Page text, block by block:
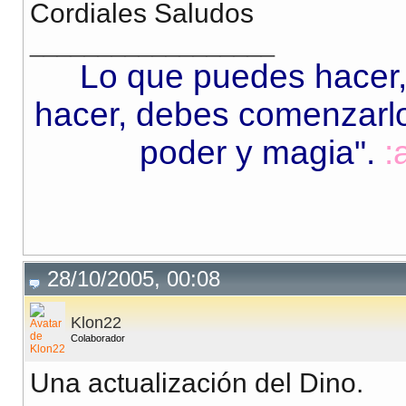
Cordiales Saludos
Lo que puedes
hacer, debes
poder y magia".
28/10/2005, 00:08
Klon22
Colaborador
Una actualización del Dino.